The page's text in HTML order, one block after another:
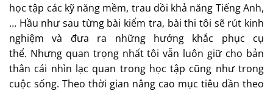
học tập các kỹ năng mềm, trau dồi khả năng Tiếng Anh,
… Hầu như sau từng bài kiểm tra, bài thi tôi sẽ rút kinh
nghiệm và đưa ra những hướng khắc phục cụ
thể. Nhưng quan trọng nhất tôi vẫn luôn giữ cho bản
thân cái nhìn lạc quan trong học tập cũng như trong
cuộc sống. Theo thời gian nâng cao mục tiêu dần theo